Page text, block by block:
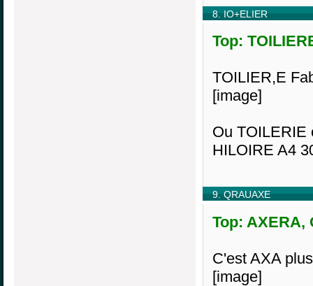
8. IO+ELIER
Top:
TOILIER,E
[image]
Ou TOILERIE
HILOIRE A4
9. QRAUAXE
Top: AXERA,
C'est AXA
[image]